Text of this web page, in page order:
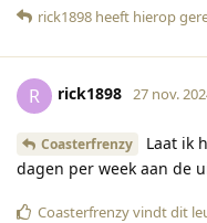
rick1898 heeft hierop
R rick1898 27 nov.
Coasterfrenzy
Laat ik
dagen per week aan de
Coasterfrenzyvindt dit